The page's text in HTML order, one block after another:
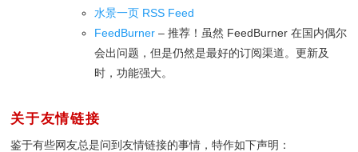
水景一页 RSS Feed
FeedBurner – 推荐！虽然 FeedBurner 在国内偶尔
会出问题，但是仍然是最好的订阅渠道。更新及
时，功能强大。
关于友情链接
鉴于有些网友总是问到友情链接的事情，特作如下声明：